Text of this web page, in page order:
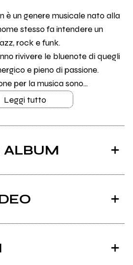
è un genere musicale nato alla
stesso fa intendere un
rock e funk.
rivivere le bluenote di quegli
e pieno di passione.
per la musica sono...
Leggi tutto
ALBUM